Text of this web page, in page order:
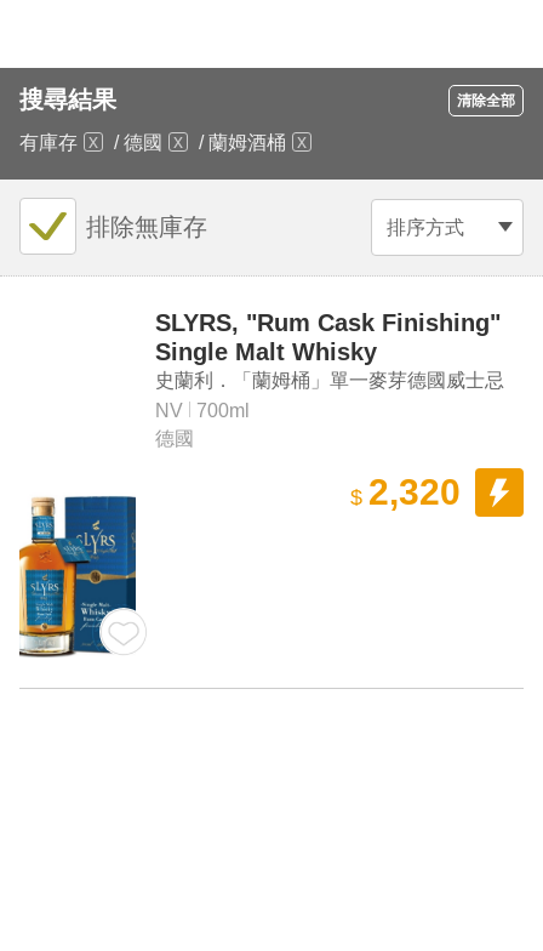
搜尋結果 清除全部
有庫存 / 德國 / 蘭姆酒桶
排序方式
排除無庫存
SLYRS, "Rum Cask Finishing"
Single Malt Whisky
史蘭利．「蘭姆桶」單一麥芽德國威士忌
NV
700ml
德國
$ 2,320